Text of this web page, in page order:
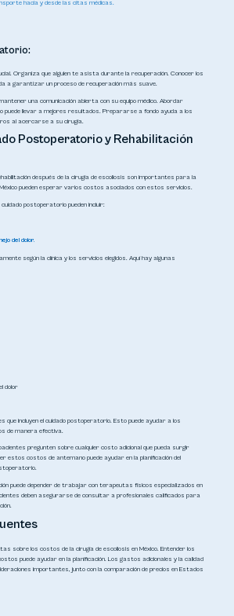
hacia y desde las citas médicas.
Organiza que alguien te asista durante la recuperación. Conocer los
a garantizar un proceso de recuperación más suave.
una comunicación abierta con su equipo médico. Abordar
puede llevar a mejores resultados. Prepararse a fondo ayuda a los
al acercarse a su cirugía.
Postoperatorio y Rehabilitación
después de la cirugía de escoliosis son importantes para la
pueden esperar varios costos asociados con estos servicios.
postoperatorio pueden incluir:
del dolor.
según la clínica y los servicios elegidos. Aquí hay algunas
dolor
que incluyen el cuidado postoperatorio. Esto puede ayudar a los
de manera efectiva.
pregunten sobre cualquier costo adicional que pueda surgir
estos costos de antemano puede ayudar en la planificación del
puede depender de trabajar con terapeutas físicos especializados en
deben asegurarse de consultar a profesionales calificados para
sobre los costos de la cirugía de escoliosis en México. Entender los
puede ayudar en la planificación. Los gastos adicionales y la calidad
importantes, junto con la comparación de precios en Estados